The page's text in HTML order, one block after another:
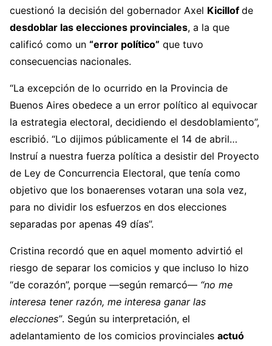
cuestionó la decisión del gobernador Axel Kicillof de
desdoblar las elecciones provinciales, a la que
calificó como un “error político” que tuvo
consecuencias nacionales.
“La excepción de lo ocurrido en la Provincia de
Buenos Aires obedece a un error político al equivocar
la estrategia electoral, decidiendo el desdoblamiento”,
escribió. “Lo dijimos públicamente el 14 de abril…
Instruí a nuestra fuerza política a desistir del Proyecto
de Ley de Concurrencia Electoral, que tenía como
objetivo que los bonaerenses votaran una sola vez,
para no dividir los esfuerzos en dos elecciones
separadas por apenas 49 días”.
Cristina recordó que en aquel momento advirtió el
riesgo de separar los comicios y que incluso lo hizo
“de corazón”, porque —según remarcó— “no me
interesa tener razón, me interesa ganar las
elecciones”. Según su interpretación, el
adelantamiento de los comicios provinciales actuó